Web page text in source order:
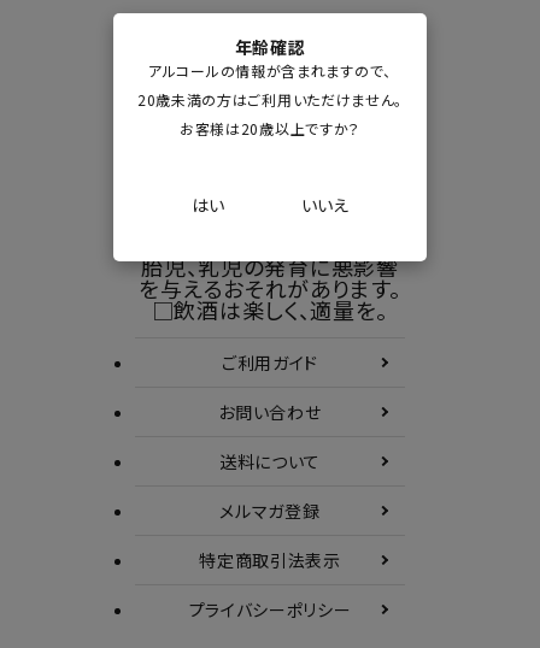
年齢確認
アルコールの情報が含まれますので、
20歳未満の方はご利用いただけません。
お客様は20歳以上ですか？
はい いいえ
□飲酒運転は法律で禁止さ
胎児、乳児の発育に悪影響
を与えるおそれがあります。
□飲酒は楽しく、適量を。
ご利用ガイド
お問い合わせ
送料について
メルマガ登録
特定商取引 法表示
プライバシーポリシー